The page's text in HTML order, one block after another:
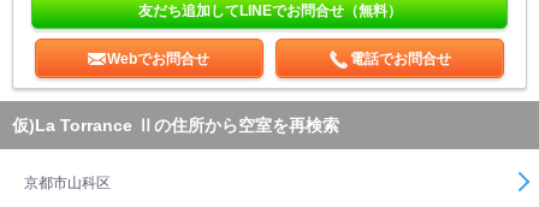
友だち追加してLINEでお問合せ（無料）
Webでお問合せ 電話でお問合せ
仮)La Torrance Ⅱの住所から空室を再検索
京都市山科区